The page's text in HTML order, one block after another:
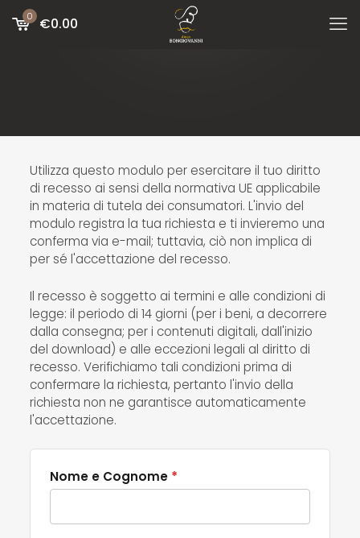
0 €0.00
Utilizza questo modulo per esercitare il tuo diritto
di recesso ai sensi della normativa UE applicabile
in materia di tutela dei consumatori. L'invio del
modulo registra la tua richiesta e ti invieremo una
conferma via e-mail; tuttavia, ciò non implica di
per sé l'accettazione del recesso.
Il recesso è soggetto ai termini e alle condizioni di
legge: il periodo di 14 giorni (per i beni, a decorrere
dalla consegna; per i contenuti digitali, dall'inizio
del download) e alle eccezioni legali al diritto di
recesso. Verifichiamo tali condizioni prima di
confermare la richiesta, pertanto l'invio della
richiesta non ne garantisce automaticamente
l'accettazione.
Nome e Cognome *